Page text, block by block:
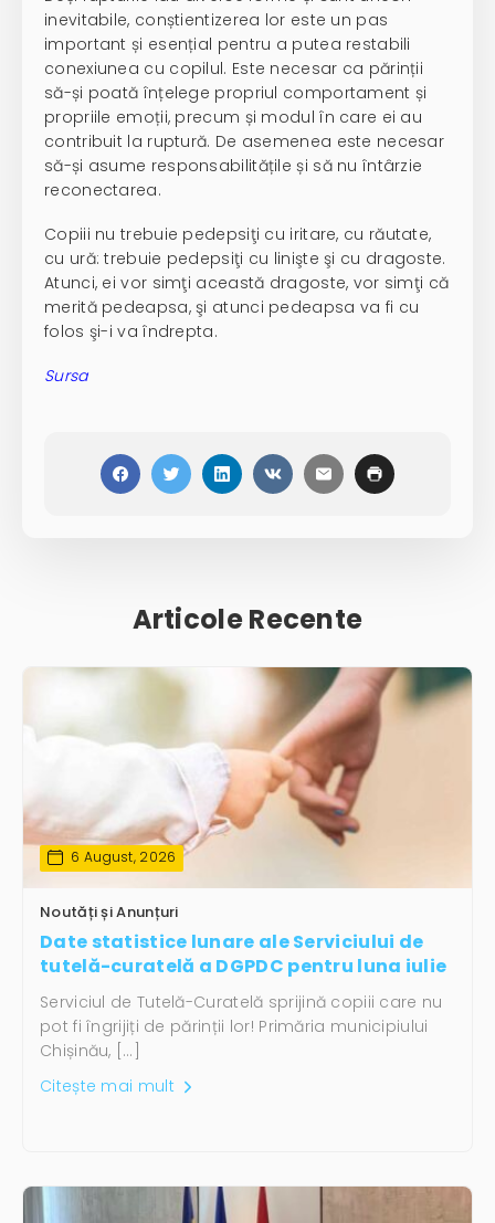
inevitabile, conștientizerea lor este un pas
important și esențial pentru a putea restabili
conexiunea cu copilul. Este necesar ca părinții
să-și poată înțelege propriul comportament și
propriile emoții, precum și modul în care ei au
contribuit la ruptură. De asemenea este necesar
să-și asume responsabilitățile și să nu întârzie
reconectarea.
Copiii nu trebuie pedepsiţi cu iritare, cu răutate,
cu ură: trebuie pedepsiţi cu linişte şi cu dragoste.
Atunci, ei vor simţi această dragoste, vor simţi că
merită pedeapsa, şi atunci pedeapsa va fi cu
folos şi-i va îndrepta.
Sursa
Articole Recente
6 August, 2026
Noutăți și Anunțuri
Date statistice lunare ale Serviciului de
tutelă-curatelă a DGPDC pentru luna iulie
Serviciul de Tutelă-Curatelă sprijină copiii care nu
pot fi îngrijiți de părinții lor! Primăria municipiului
Chișinău, […]
Citește mai mult